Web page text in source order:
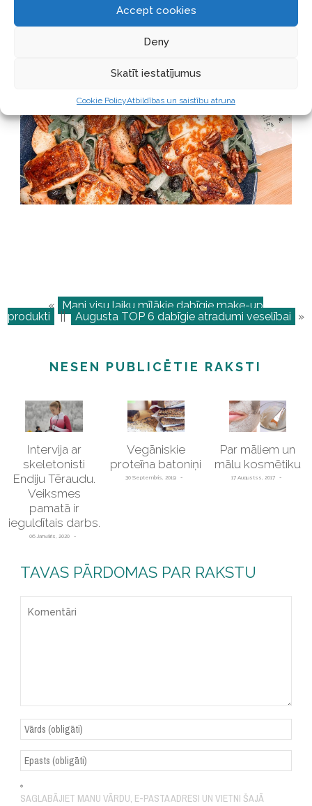
Accept cookies
Deny
Skatīt iestatījumus
Cookie PolicyAtbildības un saistību atruna
«
Mani visu laiku mīļākie dabīgie make-up
produkti
|| Augusta TOP 6 dabīgie atradumi veselībai »
NESEN PUBLICĒTIE RAKSTI
Intervija ar
skeletonisti
Endiju Tēraudu.
Veiksmes
pamatā ir
ieguldītais darbs.
06 Janvāris, 2020
Vegāniskie
proteīna batoniņi
30 Septembris, 2019
Par māliem un
mālu kosmētiku
17 Augustss, 2017
TAVAS PĀRDOMAS PAR RAKSTU
SAGLABĀJIET MANU VĀRDU, E-PASTA ADRESI UN VIETNI ŠAJĀ